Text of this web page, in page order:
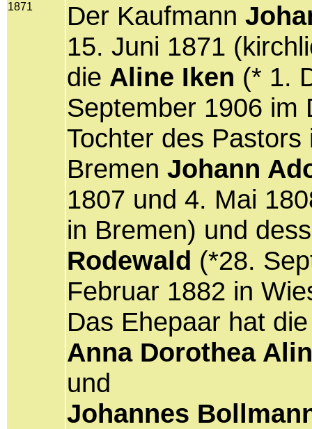
1871 Der Kaufmann
15. Juni 1871
die Aline Iken (* 1.
September 1906 im
Tochter des
Bremen Johann
1807 und 4. Mai
in Bremen) und
Rodewald (*28.
Februar 1882 in
Das Ehepaar hat
Anna Dorothea
und
Johannes